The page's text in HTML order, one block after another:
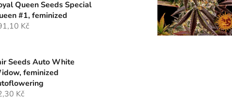
Queen Seeds Special
#1, feminized
Kč
Seeds Auto White
feminized
Kč